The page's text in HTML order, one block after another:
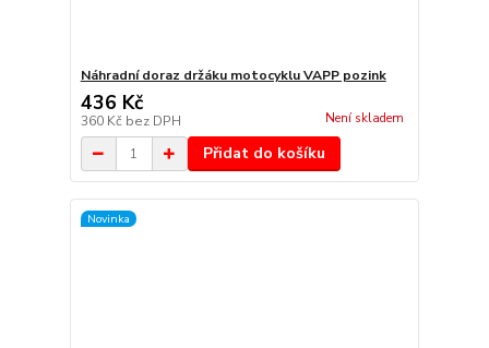
Náhradní doraz držáku motocyklu VAPP pozink
436 Kč
360 Kč bez DPH Není skladem
Přidat do košíku
Novinka